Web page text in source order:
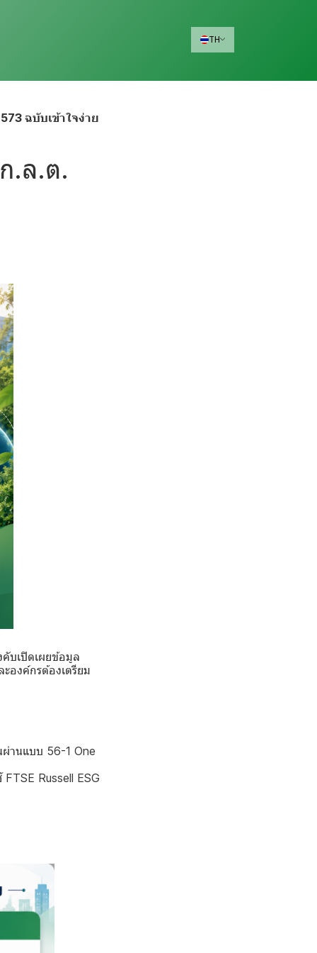
TH
ฉบับเข้าใจง่าย
.ล.ต.
บเปิดเผยข้อมูล
องค์กรต้องเตรียม
านแบบ 56-1 One
Russell ESG